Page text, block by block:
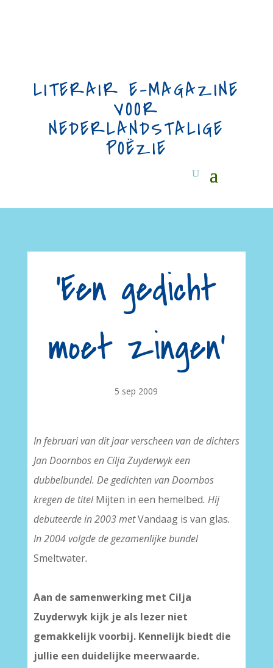
LITERAIR E-MAGAZINE
VOOR
NEDERLANDSTALIGE
POËZIE
'Een gedicht
moet zingen'
5 sep 2009
In februari van dit jaar verscheen van de dichters
Jan Doornbos en Cilja Zuyderwyk een
dubbelbundel. De gedichten van Doornbos
kregen de titelMijten in een hemelbed. Hij
debuteerde in 2003 metVandaag is van glas.
In 2004 volgde de gezamenlijke bundel
Smeltwater.
Aan de samenwerking met Cilja
Zuyderwyk kijk je als lezer niet
gemakkelijk voorbij. Kennelijk biedt die
jullie een duidelijke meerwaarde.